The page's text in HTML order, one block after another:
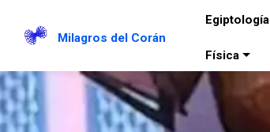
Milagros del Corán
Egiptología
Física